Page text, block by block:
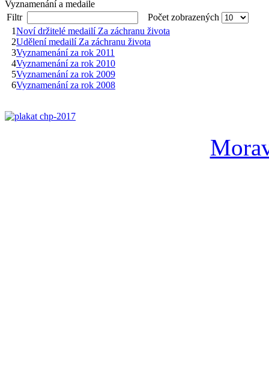
Vyznamenání a medaile
Filtr
Počet zobrazených
1Noví držitelé medailí Za záchranu života
2Udělení medailí Za záchranu života
3Vyznamenání za rok 2011
4Vyznamenání za rok 2010
5Vyznamenání za rok 2009
6Vyznamenání za rok 2008